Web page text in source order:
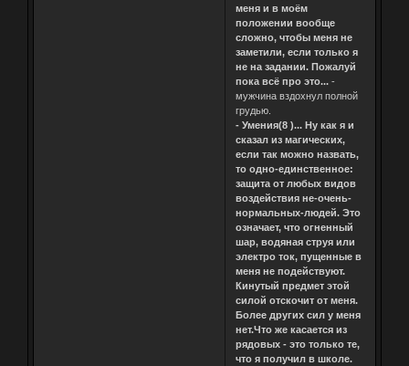
меня и в моём
положении вообще
сложно, чтобы меня не
заметили, если только я
не на задании. Пожалуй
пока всё про это...-
мужчина вздохнул полной
грудью.
- Умения(8 )... Ну как я и
сказал из магических,
если так можно назвать,
то одно-единственное:
защита от любых видов
воздействия не-очень-
нормальных-людей. Это
означает, что огненный
шар, водяная струя или
электро ток, пущенные в
меня не подействуют.
Кинутый предмет этой
силой отскочит от меня.
Более других сил у меня
нет.Что же касается из
рядовых - это только те,
что я получил в школе.